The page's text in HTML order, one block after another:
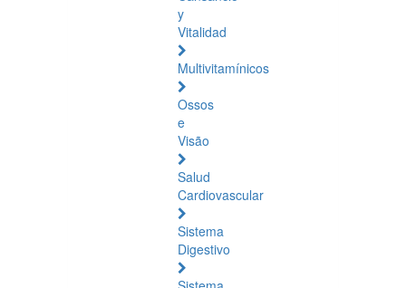
y
Vitalidad
Multivitamínicos
Ossos
e
Visão
Salud
Cardiovascular
Sistema
Digestivo